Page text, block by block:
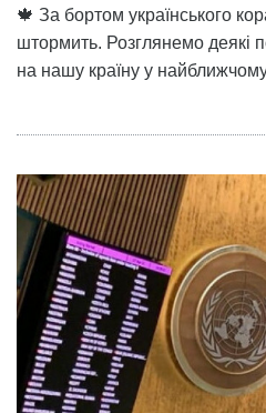
🍁 За бортом українського
штормить. Розглянемо деякі
на нашу країну у